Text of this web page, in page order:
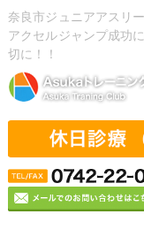
奈良市ジュニアアスリ
アクセルジャンプ成功
切に！！